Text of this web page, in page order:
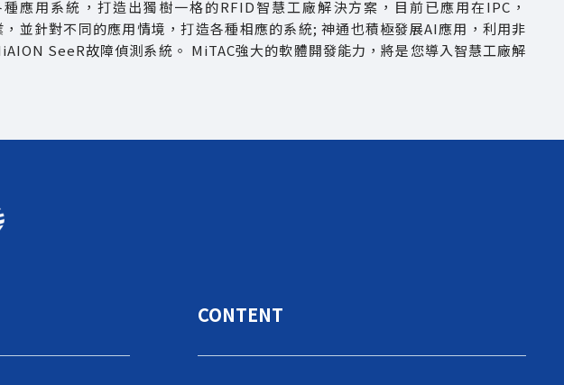
應用系統，打造出獨樹一格的RFID智慧工廠解決方案，目前已應用在IPC，
並針對不同的應用情境，打造各種相應的系統; 神通也積極發展AI應用，利用非
SeeR故障偵測系統。 MiTAC強大的軟體開發能力，將是您導入智慧工廠解
CONTENT